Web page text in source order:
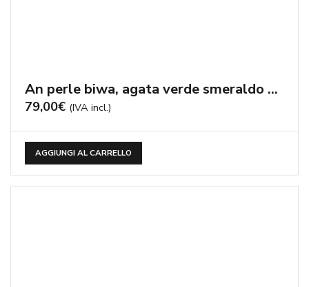
An perle biwa, agata verde smeraldo – cod:AN251
79,00€ (IVA incl.)
AGGIUNGI AL CARRELLO